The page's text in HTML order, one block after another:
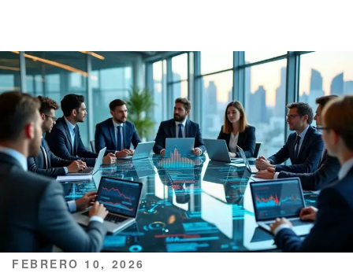
PUBLICADO
FEBRERO 10, 2026